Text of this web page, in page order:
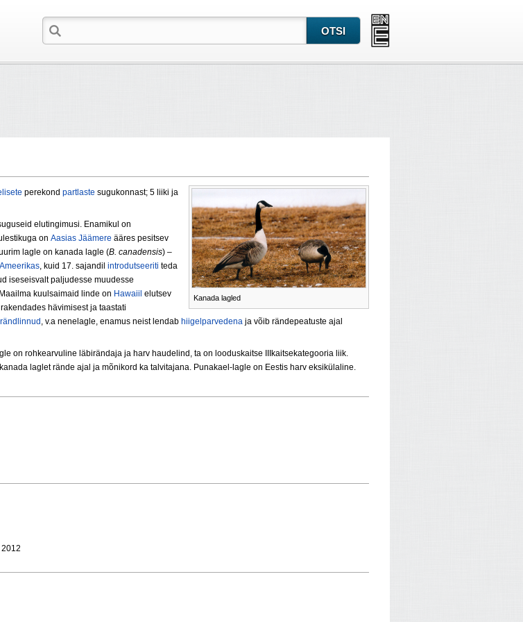
Kanada lagled
perekond partlaste sugukonnast; 5 liiki ja
elutingimusi. Enamikul on
on Aasias Jäämere ääres pesitsev
lagle on kanada lagle (В. canadensis) –
, kuid 17. sajandil introdutseeriti teda
iseseisvalt paljudesse muudesse
kuulsaimaid linde on Hawaiil elutsev
hävimisest ja taastati
rändlinnud , v.a nenelagle, enamus neist lendab hiigelparvedena ja võib rändepeatuste ajal
on rohkearvuline läbirändaja ja harv haudelind, ta on looduskaitse IIIkaitsekategooria liik.
laglet rände ajal ja mõnikord ka talvitajana. Punakael-lagle on Eestis harv eksikülaline.
2012